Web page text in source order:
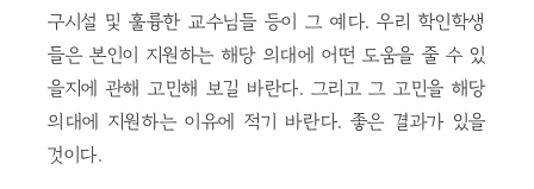
구시설 및 훌륭한 교수님들 등이 그 예다. 우리 학인학생
들은 본인이 지원하는 해당 의대에 어떤 도움을 줄 수 있
을지에 관해 고민해 보길 바란다. 그리고 그 고민을 해당
의대에 지원하는 이유에 적기 바란다. 좋은 결과가 있을
것이다.